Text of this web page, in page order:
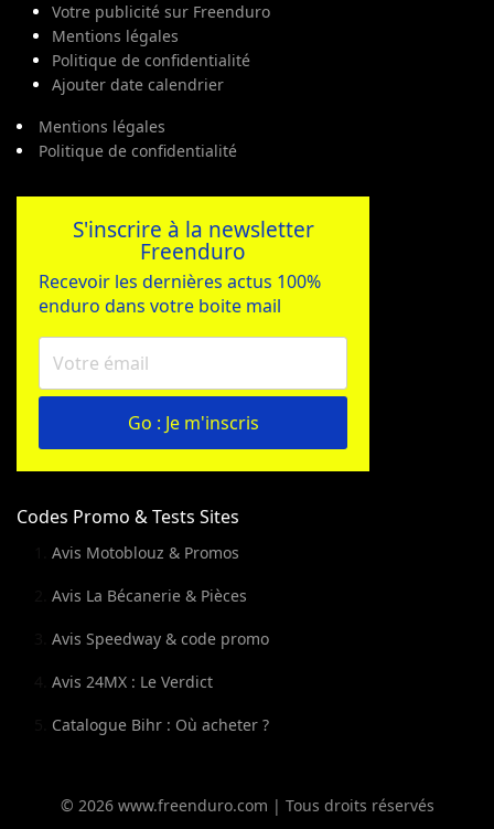
Votre publicité sur Freenduro
Mentions légales
Politique de confidentialité
Ajouter date calendrier
Mentions légales
Politique de confidentialité
S'inscrire à la newsletter
Freenduro
Recevoir les dernières actus 100%
enduro dans votre boite mail
Go : Je m'inscris
Codes Promo & Tests Sites
Avis Motoblouz & Promos
Avis La Bécanerie & Pièces
Avis Speedway & code promo
Avis 24MX : Le Verdict
Catalogue Bihr : Où acheter ?
© 2026 www.freenduro.com | Tous droits réservés